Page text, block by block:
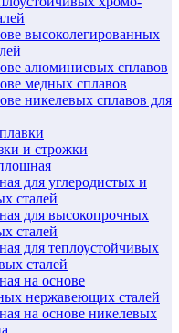
высоколегированных
алюминиевых сплавов
медных сплавов
никелевых сплавов для
и строжки
для углеродистых и
сталей
для высокопрочных
сталей
для теплоустойчивых
сталей
на основе
нержавеющих сталей
на основе никелевых